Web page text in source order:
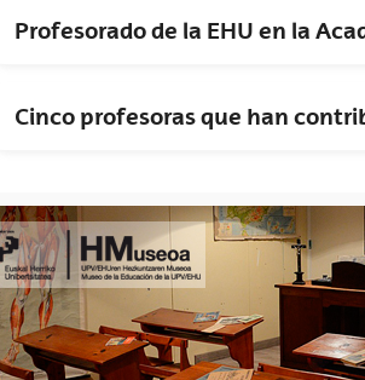
Profesorado de la EHU en la
Cinco profesoras que han